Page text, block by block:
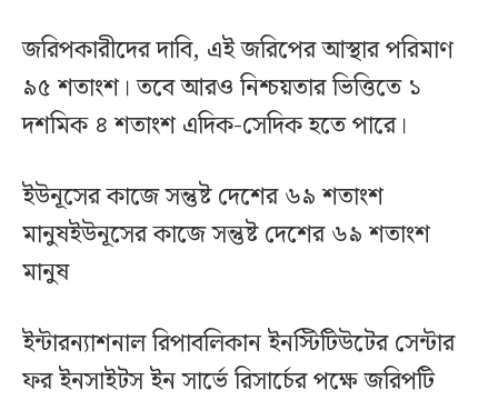
জরিপকারীদের দাবি, এই জরিপের আস্থার পরিমাণ
৯৫ শতাংশ। তবে আরও নিশ্চয়তার ভিত্তিতে ১
দশমিক ৪ শতাংশ এদিক-সেদিক হতে পারে।
ইউনূসের কাজে সন্তুষ্ট দেশের ৬৯ শতাংশ
মানুষইউনূসের কাজে সন্তুষ্ট দেশের ৬৯ শতাংশ
মানুষ
ইন্টারন্যাশনাল রিপাবলিকান ইনস্টিটিউটের সেন্টার
ফর ইনসাইটস ইন সার্ভে রিসার্চের পক্ষে জরিপটি